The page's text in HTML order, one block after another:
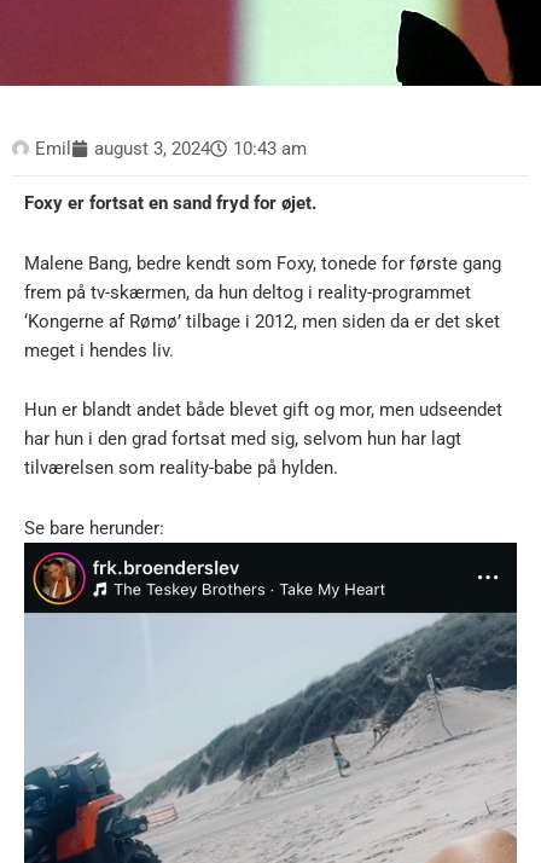
Emil august 3, 2024 10:43 am
Foxy er fortsat en sand fryd for øjet.
Malene Bang, bedre kendt som Foxy, tonede for første gang
frem på tv-skærmen, da hun deltog i reality-programmet
‘Kongerne af Rømø’ tilbage i 2012, men siden da er det sket
meget i hendes liv.
Hun er blandt andet både blevet gift og mor, men udseendet
har hun i den grad fortsat med sig, selvom hun har lagt
tilværelsen som reality-babe på hylden.
Se bare herunder: